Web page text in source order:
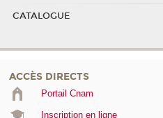
CATALOGUE
ACCÈS DIRECTS
Portail Cnam
Inscription en ligne